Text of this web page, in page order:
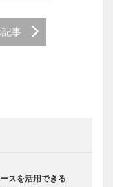
記事
スを活用できる